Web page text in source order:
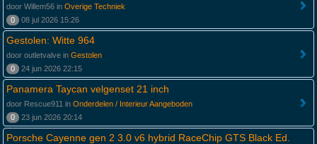
door Willem56 in Overige Techniek
0
08 jul 2026 15:26
Gestolen: Witte 964
door outletvalve in Gestolen
0
24 jun 2026 22:15
Panamera Taycan velgenset 21 inch
door Rescue911 in Onderdelen / Interieur Aangeboden
0
23 jun 2026 20:14
Porsche Cayenne gen 2 3.0 v6 hybrid RaceChip GTS Black Ed.